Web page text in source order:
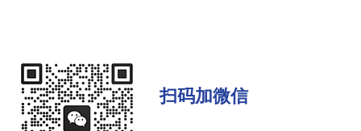
扫码加微信